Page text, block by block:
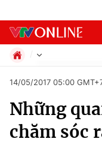
Chuyên mục
Chính trị
Xã hội
Pháp luật
Kinh tế
Thể thao
14/05/2017 05:00
Những
chăm sóc